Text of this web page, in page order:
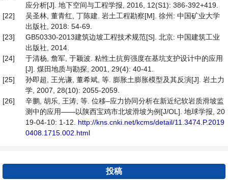
应分析[J]. 地下空间与工程学报, 2016, 12(S1): 386-392+419.
[22]
吴圣林, 董青红, 丁陈建. 岩土工程勘察[M]. 徐州: 中国矿业大学
出版社, 2018: 54-69.
[23]
GB50330-2013建筑边坡工程技术规范[S]. 北京: 中国建筑工业
出版社, 2014.
[24]
于清杨, 詹军, 于颖波. 粘性土抗剪强度在基坑支护设计中的应用
[J]. 煤田地质与勘探, 2001, 29(4): 40-41.
[25]
孙即超, 王光谦, 董希斌, 等. 膨胀土膨胀模型及其反演[J]. 岩土力
学, 2007, 28(10): 2055-2059.
[26]
辛鹏, 胡乐, 王涛, 等. 位移–应力协同分析在新近纪软岩质滑坡监
测中的应用——以陕西宝鸡市北坡滑坡为例[J/OL]. 地球学报, 20
19-04-10: 1-12. http://kns.cnki.net/kcms/detail/11.3474.P.2019
0408.1715.002.html
投稿